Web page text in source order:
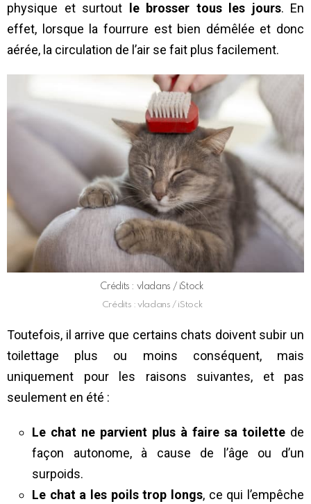
physique et surtout
le brosser tous les jours. En
effet, lorsque la fourrure est bien démêlée et donc
aérée, la circulation de l’air se fait plus facilement.
Crédits : vladans / iStock
Crédits : vladans / iStock
Toutefois, il arrive que certains chats doivent subir un
toilettage plus ou moins conséquent, mais
uniquement pour les raisons suivantes, et pas
seulement en été :
Le chat ne parvient plus à faire sa toilette de
façon autonome, à cause de l’âge ou d’un
surpoids.
Le chat a les poils trop longs, ce qui l’empêche